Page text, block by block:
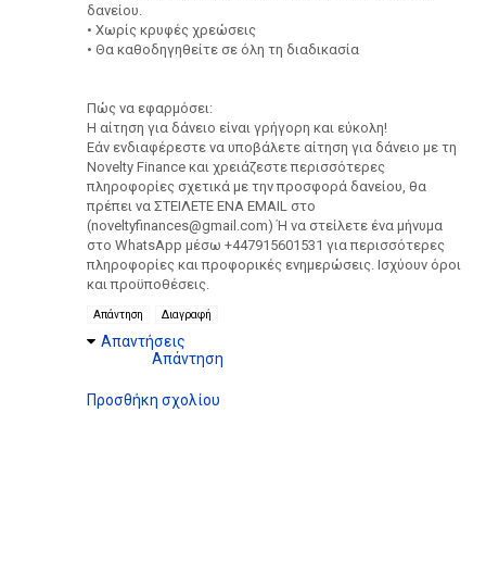
δανείου.
• Χωρίς κρυφές χρεώσεις
• Θα καθοδηγηθείτε σε όλη τη διαδικασία
Πώς να εφαρμόσει:
Η αίτηση για δάνειο είναι γρήγορη και εύκολη!
Εάν ενδιαφέρεστε να υποβάλετε αίτηση για δάνειο με τη
Novelty Finance και χρειάζεστε περισσότερες
πληροφορίες σχετικά με την προσφορά δανείου, θα
πρέπει να ΣΤΕΙΛΕΤΕ ΕΝΑ EMAIL στο
(noveltyfinances@gmail.com) Ή να στείλετε ένα μήνυμα
στο WhatsApp μέσω +447915601531 για περισσότερες
πληροφορίες και προφορικές ενημερώσεις. Ισχύουν όροι
και προϋποθέσεις.
Απάντηση Διαγραφή
Απαντήσεις
Απάντηση
Προσθήκη σχολίου